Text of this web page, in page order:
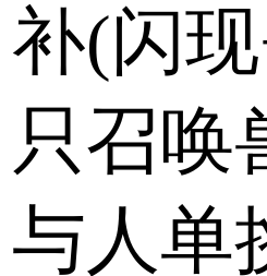
补(闪
只召唤
与人单